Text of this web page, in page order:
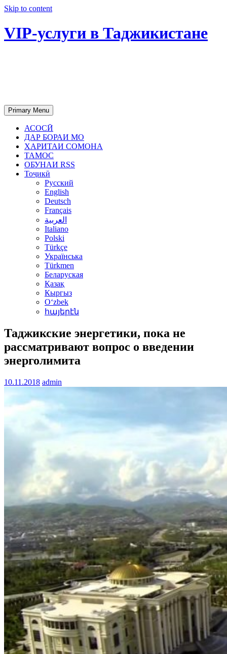
Skip to content
VIP-услуги в Таджикистане
Primary Menu
АСОСӢ
ДАР БОРАИ МО
ХАРИТАИ СОМОНА
ТАМОС
ОБУНАИ RSS
Тоҷикӣ
Русский
English
Deutsch
Français
العربية
Italiano
Polski
Türkçe
Українська
Türkmen
Беларуская
Қазақ
Кыргыз
Oʻzbek
հայերէն
Таджикские энергетики, пока не
рассматривают вопрос о введении
энерголимита
10.11.2018 admin